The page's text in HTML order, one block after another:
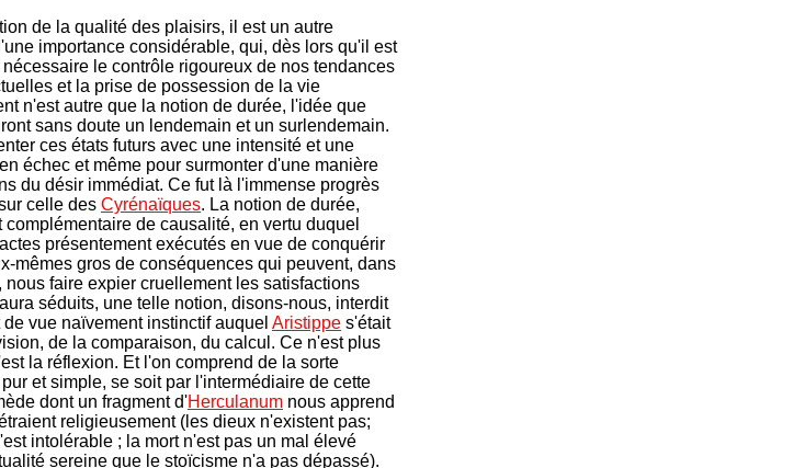
de la qualité des plaisirs, il est un autre
importance considérable, qui, dès lors qu'il est
le contrôle rigoureux de nos tendances
et la prise de possession de la vie
n'est autre que la notion de durée, l'idée que
sans doute un lendemain et un surlendemain.
ces états futurs avec une intensité et une
échec et même pour surmonter d'une manière
du désir immédiat. Ce fut là l'immense progrès
celle des Cyrénaïques. La notion de durée,
de causalité, en vertu duquel
présentement exécutés en vue de conquérir
mêmes gros de conséquences qui peuvent, dans
faire expier cruellement les satisfactions
séduits, une telle notion, disons-nous, interdit
vue naïvement instinctif auquel Aristippe s'était
de la comparaison, du calcul. Ce n'est plus
la réflexion. Et l'on comprend de la sorte
et simple, se soit par l'intermédiaire de cette
dont un fragment d'Herculanum nous apprend
religieusement (les dieux n'existent pas;
intolérable ; la mort n'est pas un mal élevé
sereine que le stoïcisme n'a pas dépassé).